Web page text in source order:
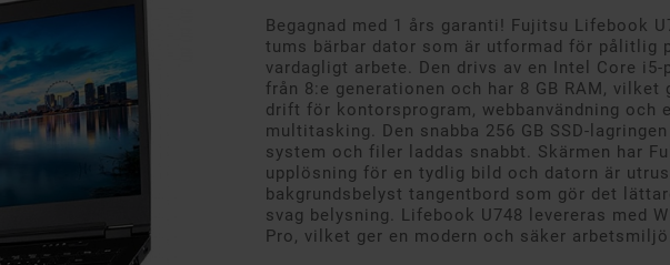
Begagnad med 1 års garanti! Fujitsu Lifebook
tums bärbar dator som är utformad för pålitlig
vardagligt arbete. Den drivs av en Intel Core i5-
från 8:e generationen och har 8 GB RAM, vilket
drift för kontorsprogram, webbanvändning och
multitasking. Den snabba 256 GB SSD-
system och filer laddas snabbt. Skärmen har
upplösning för en tydlig bild och datorn är
bakgrundsbelyst tangentbord som gör det
svag belysning. Lifebook U748 levereras med
Pro, vilket ger en modern och säker arbetsmiljö.